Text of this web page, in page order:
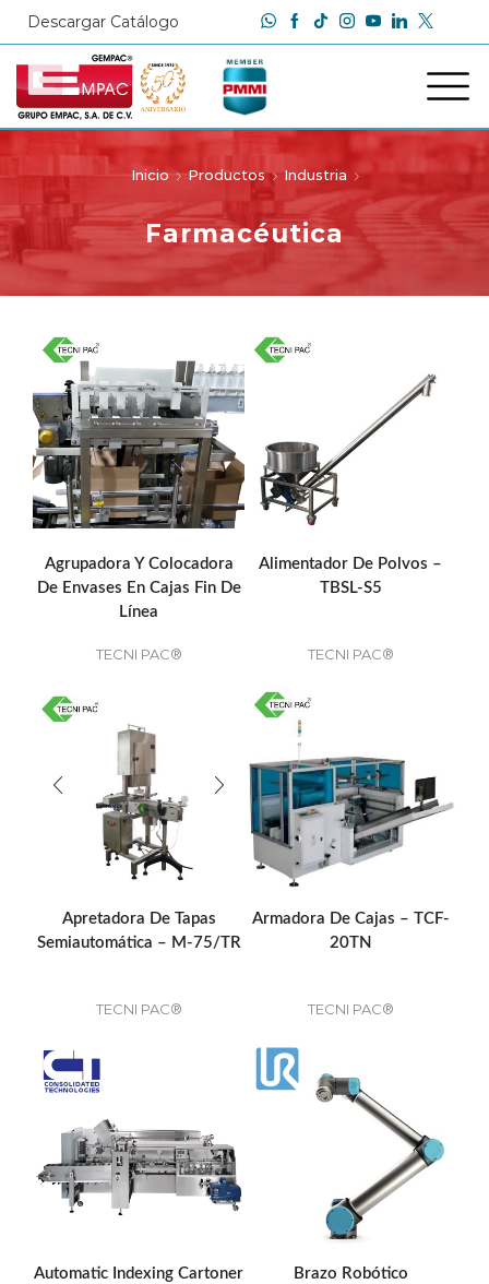
Descargar Catálogo
Inicio Productos Industria
Farmacéutica
Agrupadora Y Colocadora
De Envases En Cajas Fin De
Línea
TECNI PAC®
Alimentador De Polvos –
TBSL-S5
TECNI PAC®
Apretadora De Tapas
Semiautomática – M-75/TR
TECNI PAC®
Armadora De Cajas – TCF-
20TN
TECNI PAC®
Automatic Indexing Cartoner
Brazo Robótico